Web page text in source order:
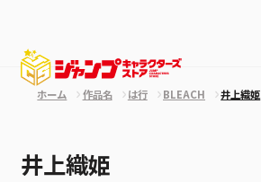
ホーム 作品名 は行 BLEACH 井上織姫
井上織姫